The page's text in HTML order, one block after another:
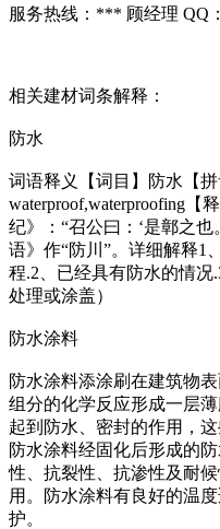
服务热线：*** 顾经理 QQ
相关建材词条解释：
防水
词语释义【词目】防水【拼
waterproof,waterproofing【
纪》：“召公曰：‘是鄣之
语》作“防川”。详细解释1
程.2、已经具有防水的情
处理或涂盖）
防水涂料
防水涂料添涂刷在建筑物
组分的化学反应形成一层
起到防水、密封的作用，
防水涂料经固化后形成的
性、抗裂性、抗渗性及耐
用。防水涂料有良好的温
护。